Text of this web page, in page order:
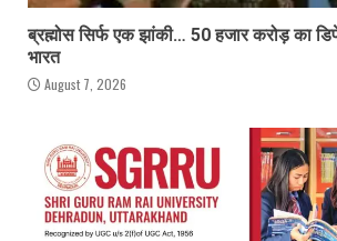
ब्रह्मोस सिर्फ एक झांकी… 50 हजार करोड़ का
भारत
August 7, 2026